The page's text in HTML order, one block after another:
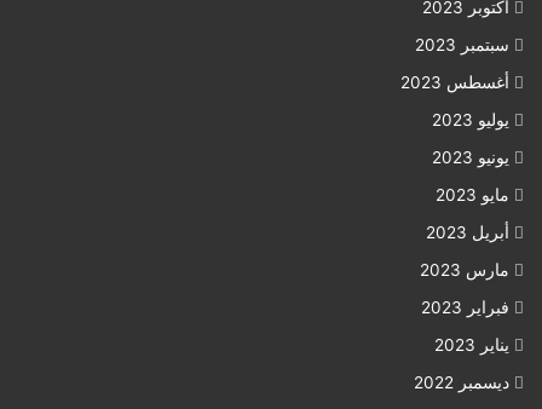
أكتوبر 2023
سبتمبر 2023
أغسطس 2023
يوليو 2023
يونيو 2023
مايو 2023
أبريل 2023
مارس 2023
فبراير 2023
يناير 2023
ديسمبر 2022